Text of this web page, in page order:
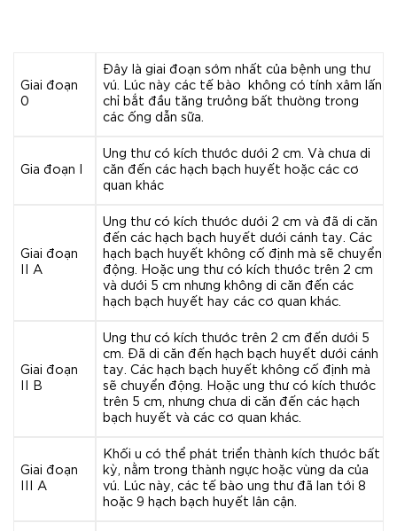
Giai đoạn
0
Đây là giai đoạn sớm nhất của bệnh ung thư
vú. Lúc này các tế bào không có tính xâm lấn
chỉ bắt đầu tăng trưởng bất thường trong
các ống dẫn sữa.
Gia đoạn I
Ung thư có kích thước dưới 2 cm. Và chưa di
căn đến các hạch bạch huyết hoặc các cơ
quan khác
Giai đoạn
II A
Ung thư có kích thước dưới 2 cm và đã di căn
đến các hạch bạch huyết dưới cánh tay. Các
hạch bạch huyết không cố định mà sẽ chuyển
động. Hoặc ung thư có kích thước trên 2 cm
và dưới 5 cm nhưng không di căn đến các
hạch bạch huyết hay các cơ quan khác.
Giai đoạn
II B
Ung thư có kích thước trên 2 cm đến dưới 5
cm. Đã di căn đến hạch bạch huyết dưới cánh
tay. Các hạch bạch huyết không cố định mà
sẽ chuyển động. Hoặc ung thư có kích thước
trên 5 cm, nhưng chưa di căn đến các hạch
bạch huyết và các cơ quan khác.
Giai đoạn
III A
Khối u có thể phát triển thành kích thước bất
kỳ, nằm trong thành ngực hoặc vùng da của
vú. Lúc này, các tế bào ung thư đã lan tới 8
hoặc 9 hạch bạch huyết lân cận.